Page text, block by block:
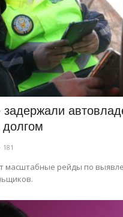
181
масштабные рейды по